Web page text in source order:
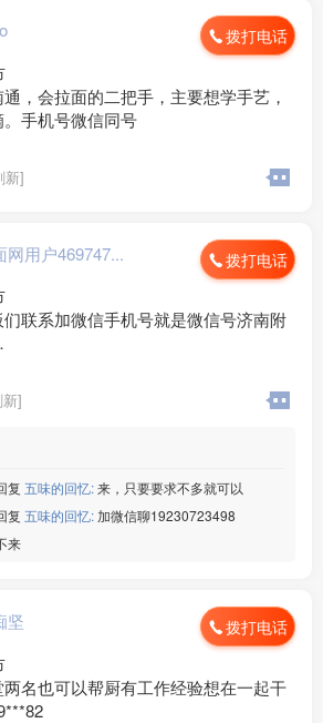
拨打电话
，会拉面的二把手，主要想学手艺，
手机号微信同号
新]
网用户469747... 拨打电话
联系加微信手机号就是微信号济南附
]
复 五味的回忆:来，只要要求不多就可以
复 五味的回忆:加微信聊19230723498
来
坚 拨打电话
名也可以帮厨有工作经验想在一起干